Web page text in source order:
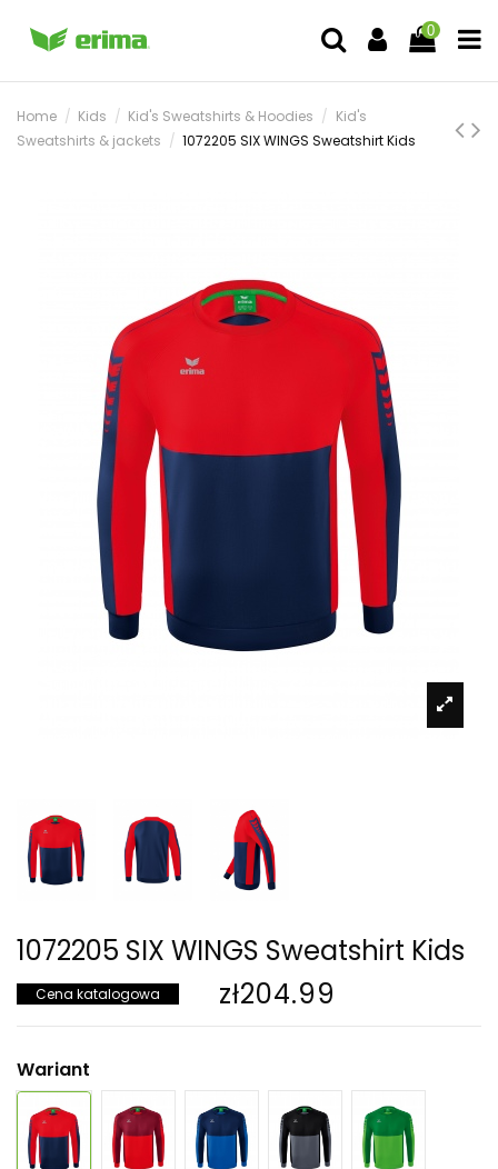
0
Home Kids Kid's Sweatshirts & Hoodies
Kid's
Sweatshirts & jackets
1072205 SIX WINGS Sweatshirt Kids
1072205 SIX WINGS Sweatshirt Kids
Cena katalogowa zł204.99
Wariant